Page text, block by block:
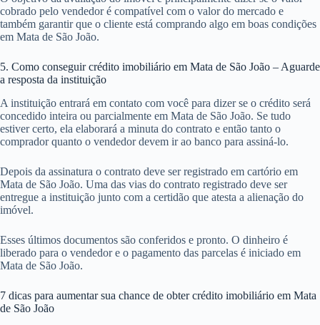
cobrado pelo vendedor é compatível com o valor do mercado e
também garantir que o cliente está comprando algo em boas condições
em Mata de São João.
5. Como conseguir crédito imobiliário em Mata de São João – Aguarde
a resposta da instituição
A instituição entrará em contato com você para dizer se o crédito será
concedido inteira ou parcialmente em Mata de São João. Se tudo
estiver certo, ela elaborará a minuta do contrato e então tanto o
comprador quanto o vendedor devem ir ao banco para assiná-lo.
Depois da assinatura o contrato deve ser registrado em cartório em
Mata de São João. Uma das vias do contrato registrado deve ser
entregue a instituição junto com a certidão que atesta a alienação do
imóvel.
Esses últimos documentos são conferidos e pronto. O dinheiro é
liberado para o vendedor e o pagamento das parcelas é iniciado em
Mata de São João.
7 dicas para aumentar sua chance de obter crédito imobiliário em Mata
de São João